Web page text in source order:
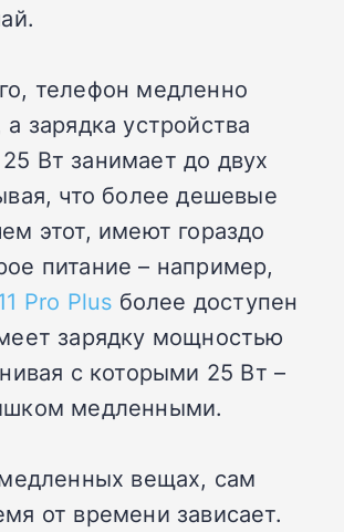
телефон медленно
зарядка устройства
Вт занимает до двух
что более дешевые
этот, имеют гораздо
питание – например,
Pro Plus более доступен
зарядку мощностью
с которыми 25 Вт –
медленными.
вещах, сам
от времени зависает.